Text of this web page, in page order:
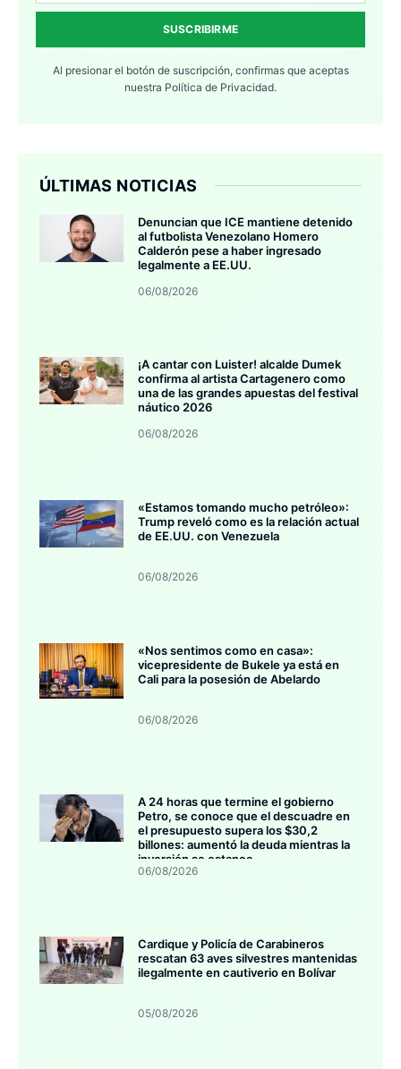
SUSCRIBIRME
Al presionar el botón de suscripción, confirmas que aceptas
nuestra Política de Privacidad.
ÚLTIMAS NOTICIAS
Denuncian que ICE mantiene detenido
al futbolista Venezolano Homero
Calderón pese a haber ingresado
legalmente a EE.UU.
06/08/2026
¡A cantar con Luister! alcalde Dumek
confirma al artista Cartagenero como
una de las grandes apuestas del festival
náutico 2026
06/08/2026
«Estamos tomando mucho petróleo»:
Trump reveló como es la relación actual
de EE.UU. con Venezuela
06/08/2026
«Nos sentimos como en casa»:
vicepresidente de Bukele ya está en
Cali para la posesión de Abelardo
06/08/2026
A 24 horas que termine el gobierno
Petro, se conoce que el descuadre en
el presupuesto supera los $30,2
billones: aumentó la deuda mientras la
inversión se estanca
06/08/2026
Cardique y Policía de Carabineros
rescatan 63 aves silvestres mantenidas
ilegalmente en cautiverio en Bolívar
05/08/2026